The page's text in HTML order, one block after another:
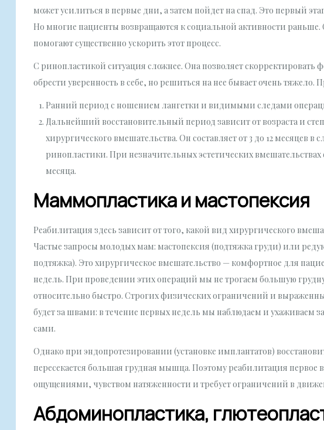
может усилиться в первые дни, а затем пойдет на спад. Это первый
Но многие пациенты возвращаются к социальной активности
помогают существенно ускорить этот процесс.
С ринопластикой ситуация сложнее. Она позволяет скорректировать
обрести уверенность в себе, но решиться на нее бывает очень тяжело.
Ранний период с ношением лангетки и видимыми следами
Дальнейший восстановительный период зависит от возраста и
хирургического вмешательства. Он составляет от 3 до 12 месяцев в
ринопластики. При незначительных эстетических вмешательствах
месяца.
Маммопластика и мастопексия
Реабилитация здесь зависит от того, какой вид хирургического
Частые запросы молодых мам: мастопексия (подтяжка груди) или
подтяжка). Это хирургическое вмешательство — комфортное для
недель. При проведении этих операций мы не трогаем большую
относительно быстро. Строгих физических ограничений и
будет за швами: в течение первых недель мы наблюдаем и ухаживаем
сами.
Однако при эндопротезировании (установке имплантатов)
пересекается большая грудная мышца. Поэтому реабилитация первое
ощущениями, чувством натяженности и требует ограничений в
Абдоминопластика,